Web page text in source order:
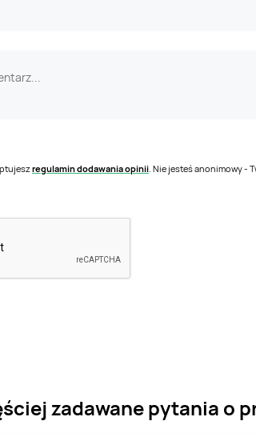
regulamin dodawania opinii . Nie jesteś anonimowy -
zadawane pytania o